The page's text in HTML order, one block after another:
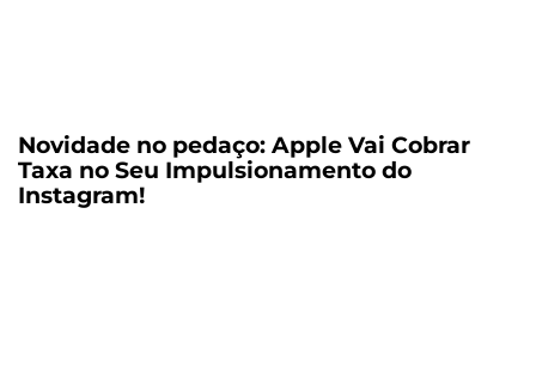
Novidade no pedaço: Apple Vai Cobrar
Taxa no Seu Impulsionamento do
Instagram!